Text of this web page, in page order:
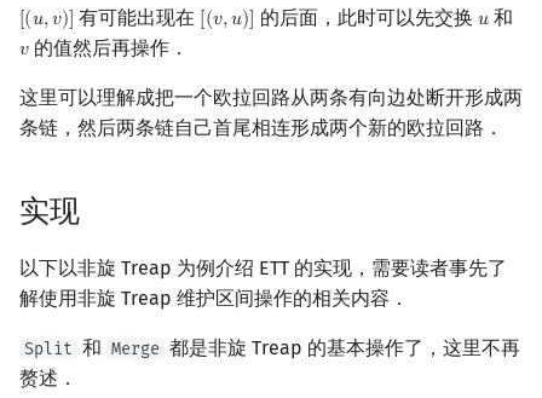
[(𝑢,𝑣)]
(u,v)] 有可能出现在 [(𝑣,𝑢)]
(v,u)] 的后面，此时可以先交换 𝑢
u和
𝑣
v的值然后再操作．
这里可以理解成把一个欧拉回路从两条有向边处断开形成两
条链，然后两条链自己首尾相连形成两个新的欧拉回路．
实现
以下以非旋 Treap 为例介绍 ETT 的实现，需要读者事先了
解使用非旋 Treap 维护区间操作的相关内容．
Split 和 Merge 都是非旋 Treap 的基本操作了，这里不再
赘述．